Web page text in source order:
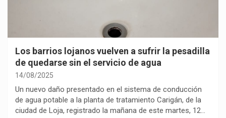
Los barrios lojanos vuelven a sufrir la pesadilla
de quedarse sin el servicio de agua
14/08/2025
Un nuevo daño presentado en el sistema de conducción
de agua potable a la planta de tratamiento Carigán, de la
ciudad de Loja, registrado la mañana de este martes, 12…